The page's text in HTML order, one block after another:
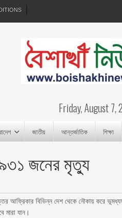
Friday, August 7,
জাতীয় আন্তর্জাতিক শিক্ষা
জনের মৃত্যু
আফ্রিকার বিভিন্ন দেশ থেকে নৌকায় করে
যান।